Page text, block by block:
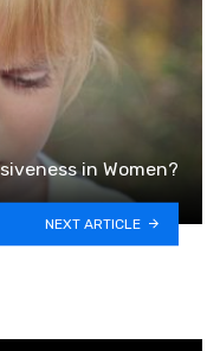
in Women?
NEXT ARTICLE